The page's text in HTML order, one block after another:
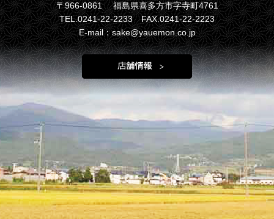
〒966-0861 福島県喜多方市字寺町4761
TEL.0241-22-2233 FAX.0241-22-2223
E-mail：sake@yauemon.co.jp